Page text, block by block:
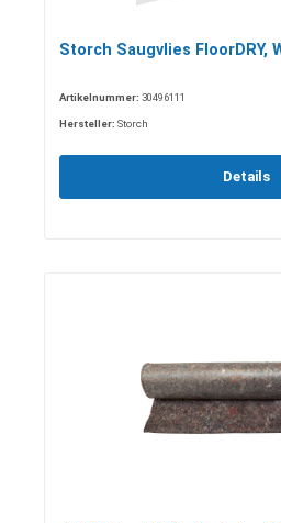
Storch Saugvlies FloorDRY,
Artikelnummer: 30496111
Hersteller: Storch
Details